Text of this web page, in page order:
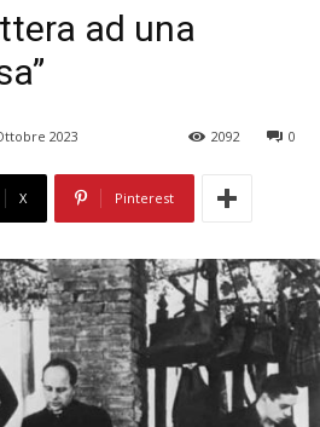
ad una
2023 0
2092
X Pinterest